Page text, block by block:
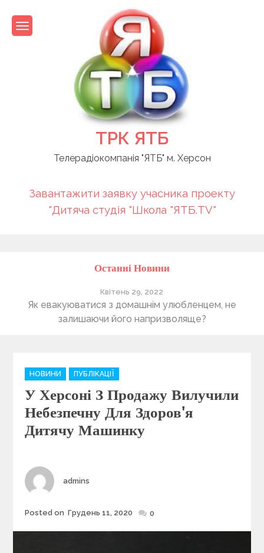
content
ТРК ЯТБ
Телерадіокомпанія "ЯТБ" м. Херсон
Завантажити заявку учасника проекту
"Дитяча студія "Школа "ЯТБ.TV"
Останні Новини
Квітень 29, 2022
Як евакуюватися з домашнім улюбленцем, не
залишаючи його напризволяще?
C
a
t
e
g
o
e
s
НОВИНИ ПУБЛІКАЦІЇ
У Херсоні З Продажу Вилучили
Небезпечну Для Здоров'я
Дитячу Машинку
Author
admins
Posted
Posted on Грудень 11, 2020 0